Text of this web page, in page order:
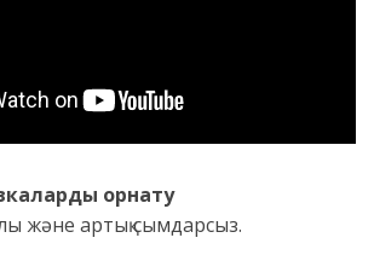
орнату
және артық сымдарсыз.